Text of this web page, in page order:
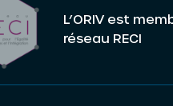
L’ORIV est
réseau RECI